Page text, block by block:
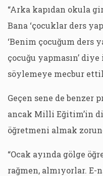
“Arka kapıdan okula
Bana ‘çocuklar ders
‘Benim çocuğum ders
çocuğu yapmasın’
söylemeye mecbur
Geçen sene de benzer
ancak Milli Eğitim’in
öğretmeni almak
“Ocak ayında gölge
rağmen, almıyorlar. E-